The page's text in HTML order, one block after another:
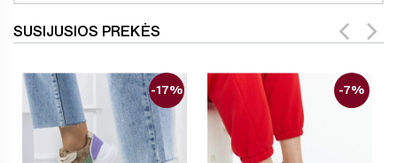
SUSIJUSIOS PREKĖS
-17% -7%